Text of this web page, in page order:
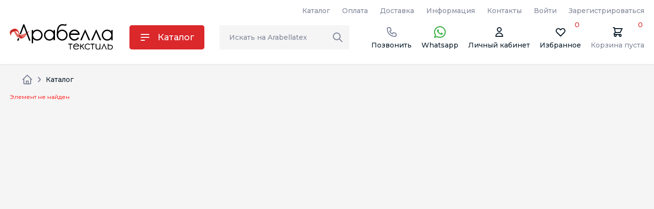
Каталог Оплата Доставка Информация Контакты Войти Зарегистрироваться
Каталог
Позвонить Whatsapp Личный кабинет Избранное
0
Корзина пуста
0
Каталог
Элемент не найден